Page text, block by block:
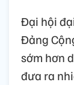
Đại hội
Đảng
sớm hơn
đưa ra